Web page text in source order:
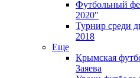
Футбольный
2020"
Турнир среди
2018
Еще
Крымская
Заяева